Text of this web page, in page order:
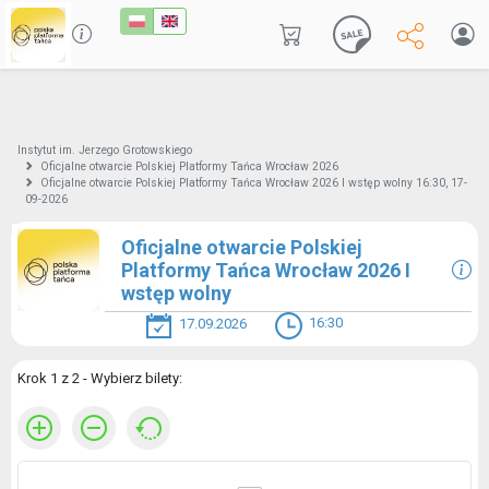
Instytut im. Jerzego Grotowskiego
Oficjalne otwarcie Polskiej Platformy Tańca Wrocław 2026
Oficjalne otwarcie Polskiej Platformy Tańca Wrocław 2026 I wstęp wolny 16:30, 17-
09-2026
Oficjalne otwarcie Polskiej
Platformy Tańca Wrocław 2026 I
wstęp wolny
17.09.2026 16:30
Krok 1 z 2 - Wybierz bilety: